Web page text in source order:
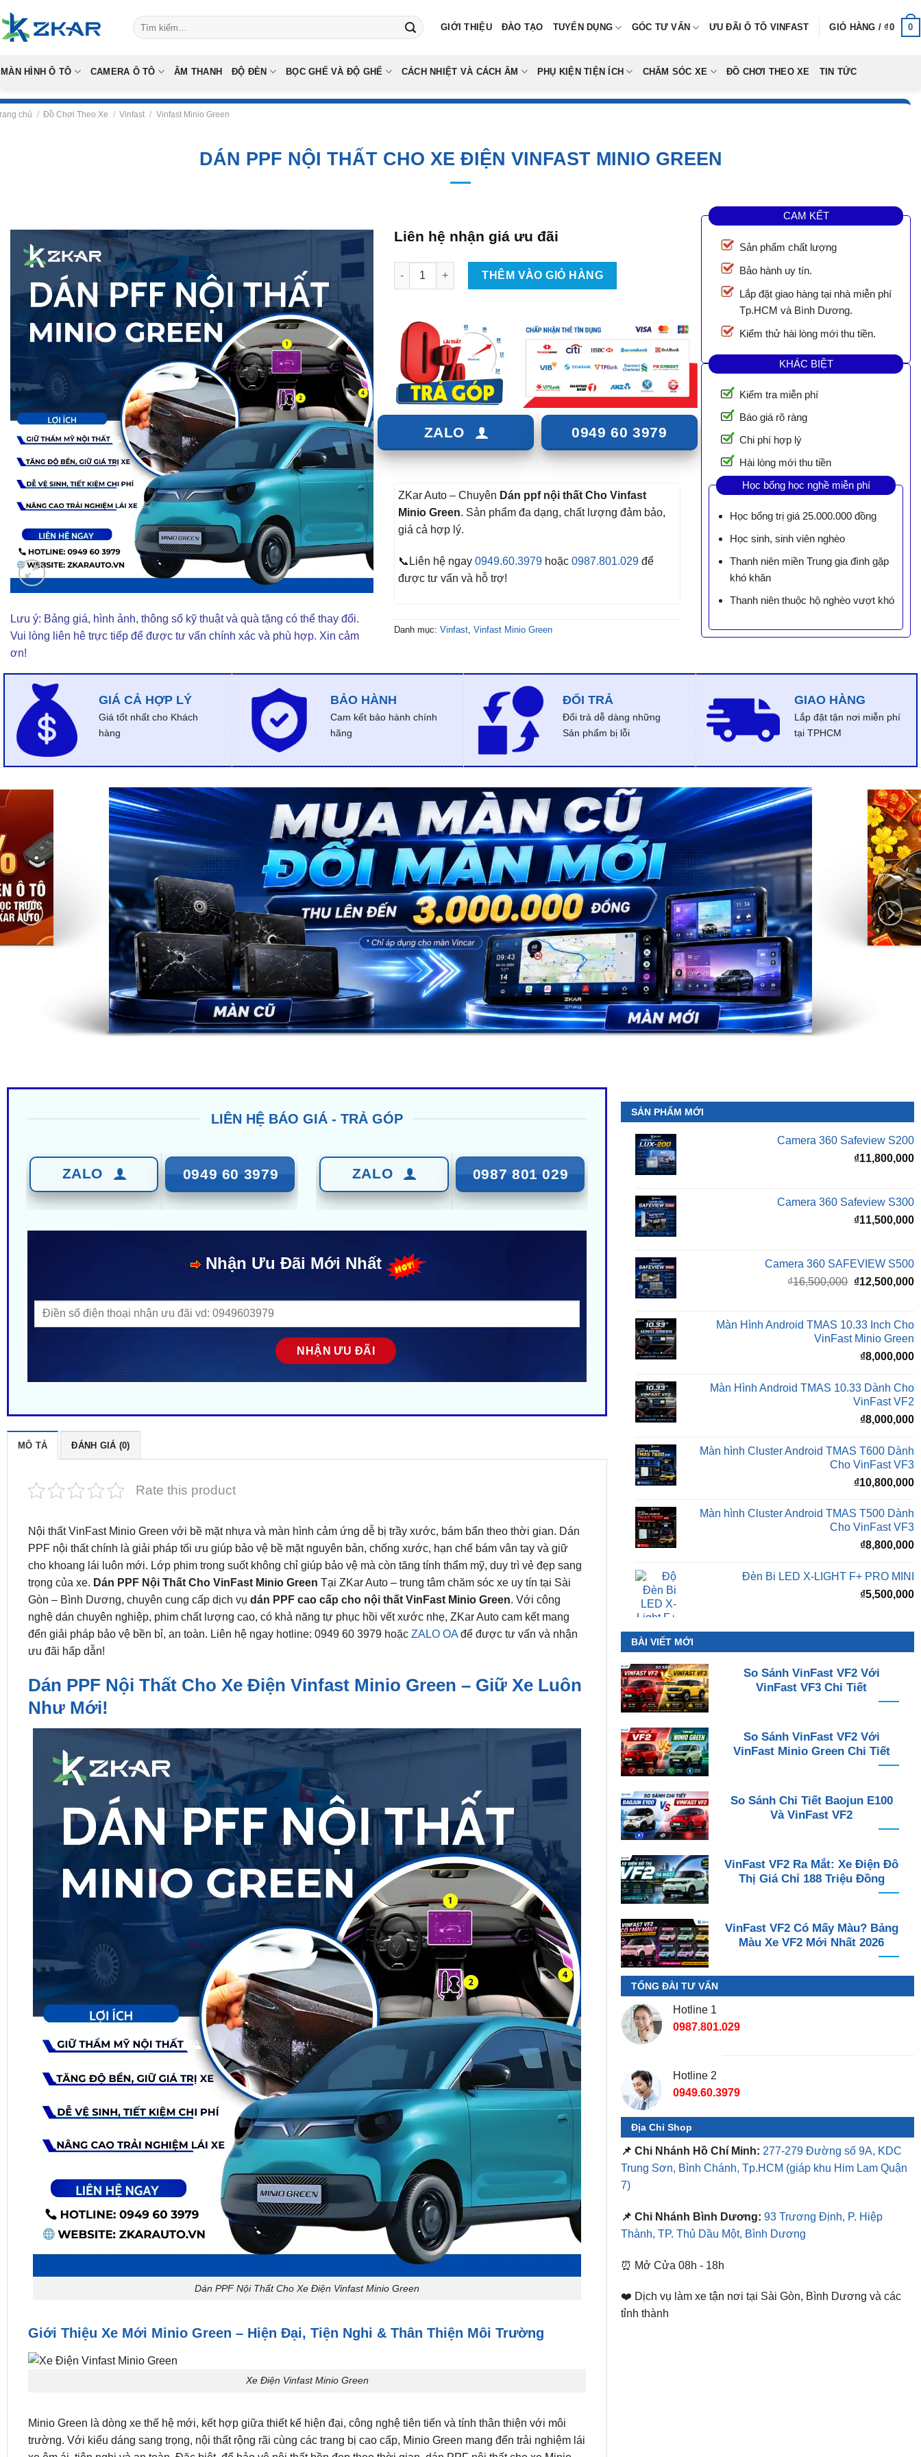
to
content
Tìm
kiếm:
GIỚI THIỆU ĐÀO TẠO TUYỂN DỤNG GÓC TƯ VẤN ƯU ĐÃI Ô TÔ VINFAST GIỎ HÀNG /₫0 0
MÀN HÌNH Ô TÔ CAMERA Ô TÔ ÂM THANH ĐỘ ĐÈN BỌC GHẾ VÀ ĐỘ GHẾ CÁCH NHIỆT VÀ CÁCH ÂM PHỤ KIỆN TIỆN ÍCH CHĂM SÓC XE ĐỒ CHƠI THEO XE TIN TỨC
chủ / Đồ Chơi Theo Xe / Vinfast / Vinfast Minio Green
DÁN PPF NỘI THẤT CHO XE ĐIỆN VINFAST MINIO GREEN
Lưu ý: Bảng giá, hình ảnh, thông số kỹ thuật và quà tặng có thể thay đổi.
Vui lòng liên hê trực tiếp để được tư vấn chính xác và phù hợp. Xin cảm
ơn!
Liên hệ nhận giá ưu đãi
Dán PPF Nội Thất Cho Xe Điện Vinfast Minio Green số lượng
THÊM VÀO GIỎ HÀNG
ZALO 0949 60 3979
ZKar Auto – Chuyên Dán ppf nội thất Cho Vinfast
Minio Green. Sản phẩm đa dạng, chất lượng đảm bảo,
giá cả hợp lý.
📞Liên hệ ngay 0949.60.3979 hoặc 0987.801.029 để
được tư vấn và hỗ trợ!
Danh mục: Vinfast, Vinfast Minio Green
CAM KẾT
Sản phẩm chất lượng
Bảo hành uy tín.
Lắp đặt giao hàng tại nhà miễn phí
Tp.HCM và Bình Dương.
Kiểm thử hài lòng mới thu tiền.
KHÁC BIỆT
Kiểm tra miễn phí
Báo giá rõ ràng
Chi phí hợp lý
Hài lòng mới thu tiền
Học bổng học nghề miễn phí
Học bổng trị giá 25.000.000 đồng
Học sinh, sinh viên nghèo
Thanh niên miền Trung gia đình gặp
khó khăn
Thanh niên thuộc hộ nghèo vượt khó
GIÁ CẢ HỢP LÝ
Giá tốt nhất cho Khách
hàng
BẢO HÀNH
Cam kết bảo hành chính
hãng
ĐỔI TRẢ
Đổi trả dễ dàng những
Sản phẩm bị lỗi
GIAO HÀNG
Lắp đặt tận nơi miễn phí
tại TPHCM
LIÊN HỆ BÁO GIÁ - TRẢ GÓP
ZALO 0949 60 3979 ZALO 0987 801 029
Nhận Ưu Đãi Mới Nhất
MÔ TẢ ĐÁNH GIÁ (0)
Rate this product
Nội thất VinFast Minio Green với bề mặt nhựa và màn hình cảm ứng dễ bị trầy xước, bám bẩn theo thời gian. Dán
PPF nội thất chính là giải pháp tối ưu giúp bảo vệ bề mặt nguyên bản, chống xước, hạn chế bám vân tay và giữ
cho khoang lái luôn mới. Lớp phim trong suốt không chỉ giúp bảo vệ mà còn tăng tính thẩm mỹ, duy trì vẻ đẹp sang
trọng của xe. Dán PPF Nội Thất Cho VinFast Minio Green Tại ZKar Auto – trung tâm chăm sóc xe uy tín tại Sài
Gòn – Bình Dương, chuyên cung cấp dịch vụ dán PPF cao cấp cho nội thất VinFast Minio Green. Với công
nghệ dán chuyên nghiệp, phim chất lượng cao, có khả năng tự phục hồi vết xước nhẹ, ZKar Auto cam kết mang
đến giải pháp bảo vệ bền bỉ, an toàn. Liên hệ ngay hotline: 0949 60 3979 hoặc ZALO OAđể được tư vấn và nhận
ưu đãi hấp dẫn!
Dán PPF Nội Thất Cho Xe Điện Vinfast Minio Green – Giữ Xe Luôn
Như Mới!
Dán PPF Nội Thất Cho Xe Điện Vinfast Minio Green
Giới Thiệu Xe Mới Minio Green – Hiện Đại, Tiện Nghi & Thân Thiện Môi Trường
Xe Điện Vinfast Minio Green
Minio Green là dòng xe thế hệ mới, kết hợp giữa thiết kế hiện đại, công nghệ tiên tiến và tính thân thiện với môi
trường. Với kiểu dáng sang trọng, nội thất rộng rãi cùng các trang bị cao cấp, Minio Green mang đến trải nghiệm lái
SẢN PHẨM MỚI
Camera 360 Safeview S200
₫11,800,000
Camera 360 Safeview S300
₫11,500,000
Camera 360 SAFEVIEW S500
₫16,500,000 Giá
₫16,500,000.
₫12,500,000
Màn Hình Android TMAS 10.33 Inch Cho
VinFast Minio Green
₫8,000,000
Màn Hình Android TMAS 10.33 Dành Cho
VinFast VF2
₫8,000,000
Màn hình Cluster Android TMAS T600 Dành
Cho VinFast VF3
₫10,800,000
Màn hình Cluster Android TMAS T500 Dành
Cho VinFast VF3
₫8,800,000
Đèn Bi LED X-LIGHT F+ PRO MINI
₫5,500,000
BÀI VIẾT MỚI
So Sánh VinFast VF2 Với
VinFast VF3 Chi Tiết
So Sánh VinFast VF2 Với
VinFast Minio Green Chi Tiết
So Sánh Chi Tiết Baojun E100
Và VinFast VF2
VinFast VF2 Ra Mắt: Xe Điện Đô
Thị Giá Chỉ 188 Triệu Đồng
VinFast VF2 Có Mấy Màu? Bảng
Màu Xe VF2 Mới Nhất 2026
TỔNG ĐÀI TƯ VẤN
Hotline 1
0987.801.029
Hotline 2
0949.60.3979
Địa Chỉ Shop
📌 Chi Nhánh Hồ Chí Minh: 277-279 Đường số 9A, KDC
Trung Sơn, Bình Chánh, Tp.HCM (giáp khu Him Lam Quận
7)
📌 Chi Nhánh Bình Dương: 93 Trương Định, P. Hiệp
Thành, TP. Thủ Dầu Một, Bình Dương
⏰ Mở Cửa 08h - 18h
❤️ Dịch vụ làm xe tận nơi tại Sài Gòn, Bình Dương và các
tỉnh thành